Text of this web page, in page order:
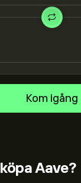
Kom igång
köpa Aave?